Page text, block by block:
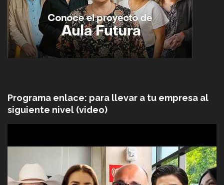
Programa enlace: para llevar a tu empresa al
siguiente nivel (video)